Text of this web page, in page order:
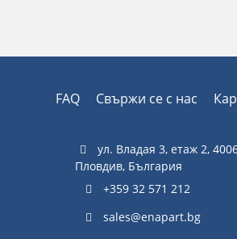
FAQ Свържи се с нас
ул. Владая 3, етаж 2,
Пловдив, България
+359 32 571 212
sales@enapart.bg